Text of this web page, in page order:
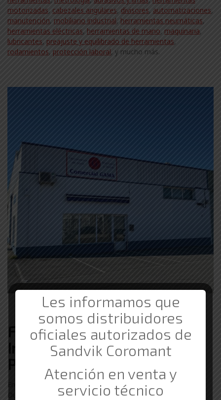
motorizadas, cabezales angulares, divisores, automatizaciones,
manutención, mobiliario industrial, herramientas neumáticas,
herramientas eléctricas, herramientas de mano, maquinaria,
lubricantes, preajuste y equilibrado de herramientas,
rodamientos, protección laboral, y mucho más.
Ferretería de Suministros
Industriales Barata en
Pamplona
En Comercial Gama trabajamos con clientes de Pamplona.
Durante nuestros 20 años de experiencia en los Suministros
Les informamos que
somos distribuidores
oficiales autorizados de
Sandvik Coromant
Atención en venta y
servicio técnico